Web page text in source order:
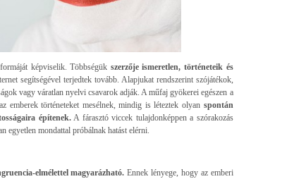
képviselik. Többségük szerzője ismeretlen, történeteik és
segítségével terjedtek tovább. Alapjukat rendszerint szójátékok,
vagy váratlan nyelvi csavarok adják. A műfaj gyökerei egészen a
emberek történeteket mesélnek, mindig is léteztek olyan spontán
építenek.A fárasztó viccek tulajdonképpen a szórakozás
egyetlen mondattal próbálnak hatást elérni.
elmélettel magyarázható. Ennek lényege, hogy az emberi